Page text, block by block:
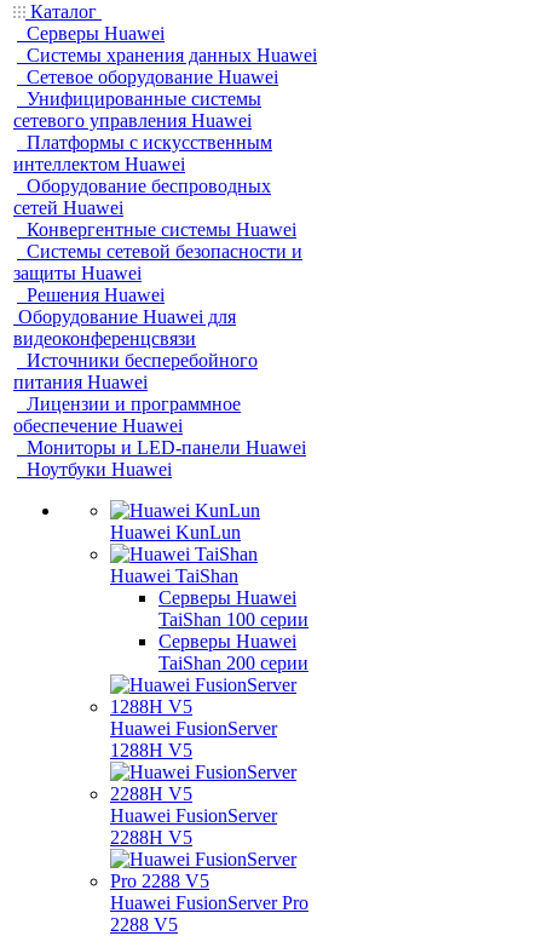
Каталог
Серверы Huawei
Системы хранения данных Huawei
Сетевое оборудование Huawei
Унифицированные системы
сетевого управления Huawei
Платформы с искусственным
интеллектом Huawei
Оборудование беспроводных
сетей Huawei
Конвергентные системы Huawei
Системы сетевой безопасности и
защиты Huawei
Решения Huawei
Оборудование Huawei для
видеоконференцсвязи
Источники бесперебойного
питания Huawei
Лицензии и программное
обеспечение Huawei
Мониторы и LED-панели Huawei
Ноутбуки Huawei
Huawei KunLun
Huawei TaiShan
Серверы Huawei
TaiShan 100 серии
Серверы Huawei
TaiShan 200 серии
Huawei FusionServer
1288H V5
Huawei FusionServer
2288H V5
Huawei FusionServer Pro
2288 V5